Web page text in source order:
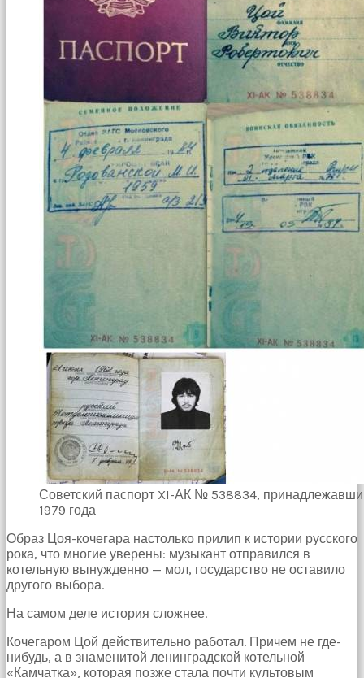
Советский паспорт XI-АК № 538834,
1979 года
Образ Цоя-кочегара настолько прилип к истории русского
рока, что многие уверены: музыкант отправился в
котельную вынужденно — мол, государство не оставило
другого выбора.
На самом деле история сложнее.
Кочегаром Цой действительно работал. Причем не где-
нибудь, а в знаменитой ленинградской котельной
«Камчатка», которая позже стала почти культовым